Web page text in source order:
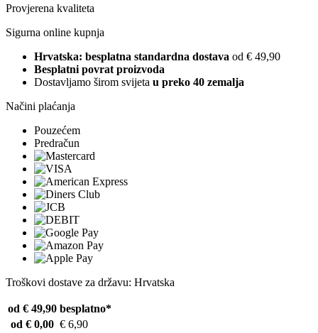
Provjerena kvaliteta
Sigurna online kupnja
Hrvatska: besplatna standardna dostava od € 49,90
Besplatni povrat proizvoda
Dostavljamo širom svijeta u preko 40 zemalja
Načini plaćanja
Pouzećem
Predračun
Troškovi dostave za državu: Hrvatska
od € 49,90 besplatno*
od € 0,00 € 6,90